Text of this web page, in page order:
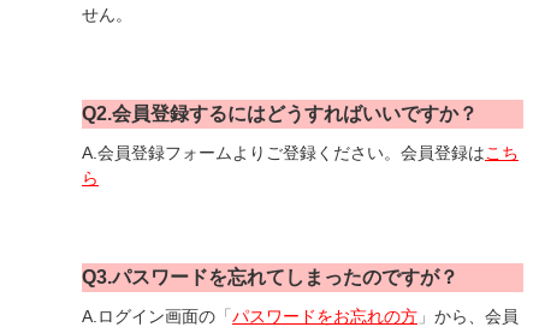
せん。
Q2.会員登録するにはどうすればいいですか？
A.会員登録フォームよりご登録ください。会員登録はこち
ら
Q3.パスワードを忘れてしまったのですが？
A.ログイン画面の 「 パスワードをお忘れの方 」 から、会員